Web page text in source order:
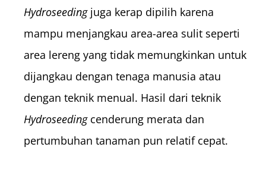
Hydroseeding juga kerap dipilih karena
mampu menjangkau area-area sulit seperti
area lereng yang tidak memungkinkan untuk
dijangkau dengan tenaga manusia atau
dengan teknik menual. Hasil dari teknik
Hydroseeding cenderung merata dan
pertumbuhan tanaman pun relatif cepat.